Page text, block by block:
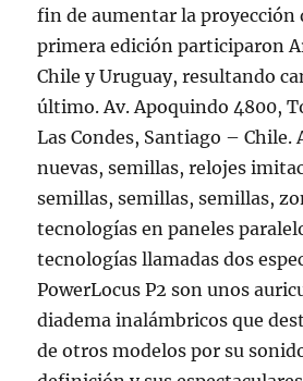
fin de aumentar la proyección
primera edición participaron
Chile y Uruguay, resultando
último. Av. Apoquindo 4800,
Las Condes, Santiago – Chile.
nuevas, semillas, relojes
semillas, semillas, semillas,
tecnologías en paneles
tecnologías llamadas dos
PowerLocus P2 son unos
diadema inalámbricos que
de otros modelos por su